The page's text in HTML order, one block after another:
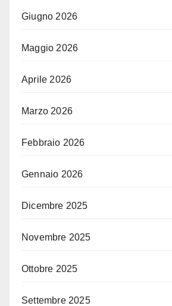
Giugno 2026
Maggio 2026
Aprile 2026
Marzo 2026
Febbraio 2026
Gennaio 2026
Dicembre 2025
Novembre 2025
Ottobre 2025
Settembre 2025